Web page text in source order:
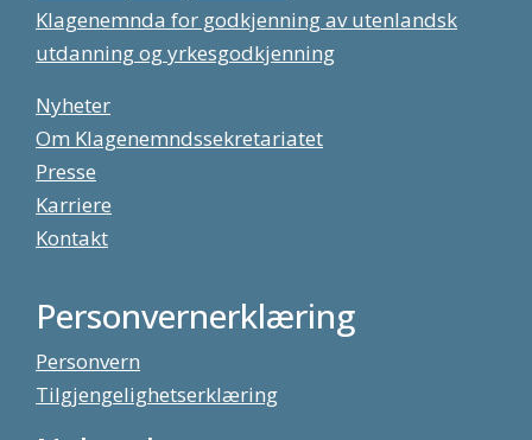
Klagenemnda for godkjenning av utenlandsk
utdanning og yrkesgodkjenning
Nyheter
Om Klagenemndssekretariatet
Presse
Karriere
Kontakt
Personvernerklæring
Personvern
Tilgjengelighetserklæring